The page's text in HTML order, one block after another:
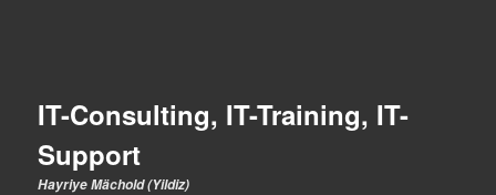
IT-Consulting, IT-Training, IT-
Support
Hayriye Mächold (Yildiz)